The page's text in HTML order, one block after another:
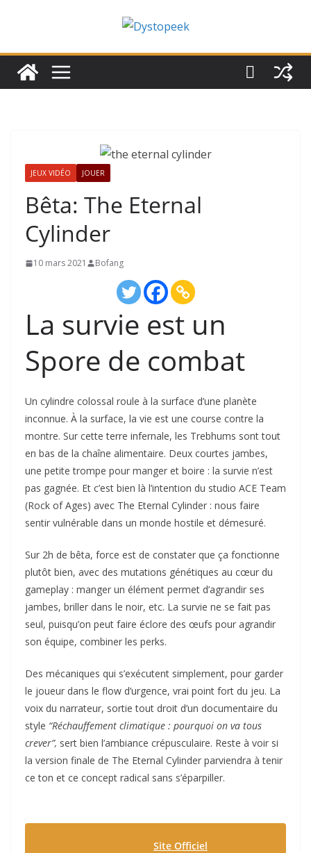
JEUX VIDÉO JOUER
Bêta: The Eternal
Cylinder
10 mars 2021 Bofang
La survie est un
Spore de combat
Un cylindre colossal roule à la surface d’une planète
inconnue. À la surface, la vie est une course contre la
montre. Sur cette terre infernale, les Trebhums sont tout
en bas de la chaîne alimentaire. Deux courtes jambes,
une petite trompe pour manger et boire : la survie n’est
pas gagnée. Et c’est bien là l’intention du studio ACE Team
(Rock of Ages) avec The Eternal Cylinder : nous faire
sentir vulnérable dans un monde hostile et démesuré.
Sur 2h de bêta, force est de constater que ça fonctionne
plutôt bien, avec des mutations génétiques au cœur du
gameplay : manger un élément permet d’agrandir ses
jambes, briller dans le noir, etc. La survie ne se fait pas
seul, puisqu’on peut faire éclore des œufs pour agrandir
son équipe, combiner les perks.
Des mécaniques qui s’exécutent simplement, pour garder
le joueur dans le flow d’urgence, vrai point fort du jeu. La
voix du narrateur, sortie tout droit d’un documentaire du
style “Réchauffement climatique : pourquoi on va tous
crever”, sert bien l’ambiance crépusculaire. Reste à voir si
la version finale de The Eternal Cylinder parviendra à tenir
ce ton et ce concept radical sans s’éparpiller.
Site Officiel